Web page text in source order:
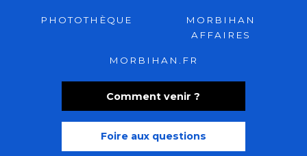
Comment venir ?
Foire aux questions
PHOTOTHÈQUE
MORBIHAN
AFFAIRES
MORBIHAN.FR